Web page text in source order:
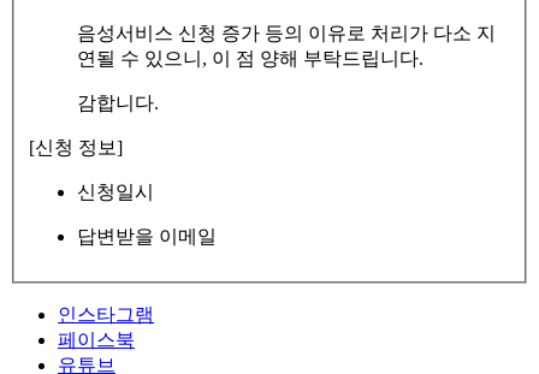
음성서비스 신청 증가 등의 이유로 처리가 다소 지
연될 수 있으니, 이 점 양해 부탁드립니다.
감합니다.
[신청 정보]
신청일시
답변받을 이메일
인스타그램
페이스북
유튜브